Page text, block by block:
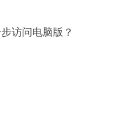
访问电脑版？